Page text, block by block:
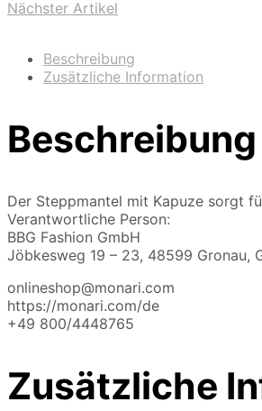
Nächster Artikel
Beschreibung
Zusätzliche Information
Beschreibung
Der Steppmantel mit Kapuze sorgt
Verantwortliche Person:
BBG Fashion GmbH
Jöbkesweg 19 – 23, 48599 Gronau,
onlineshop@monari.com
https://monari.com/de
+49 800/4448765
Zusätzliche